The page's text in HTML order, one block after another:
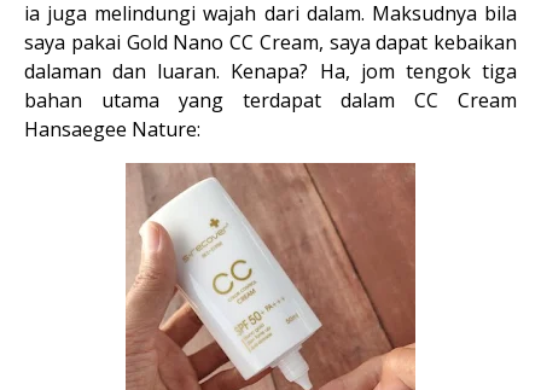
ia juga melindungi wajah dari dalam. Maksudnya bila
saya pakai Gold Nano CC Cream, saya dapat kebaikan
dalaman dan luaran. Kenapa? Ha, jom tengok tiga
bahan utama yang terdapat dalam CC Cream
Hansaegee Nature: